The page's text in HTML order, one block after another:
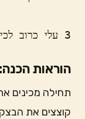
3 עלי כרוב לכיסוי סיר האידוי
הוראות הכנה:
תחילה מכינים
קוצצים את